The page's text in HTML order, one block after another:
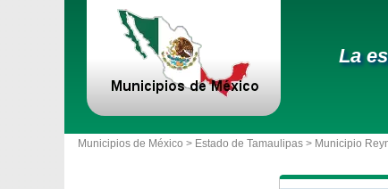
La
Municipios de México > Estado de Tamaulipas > Municipio